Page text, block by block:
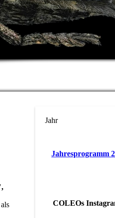
Jahr
Jahresprogramm
COLEOs